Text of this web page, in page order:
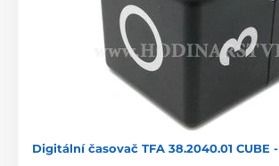
Digitální časovač TFA 38.2040.01 CUBE